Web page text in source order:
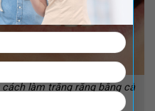
làm trắng răng bằng cà